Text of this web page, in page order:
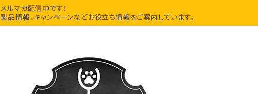
メルマガ配信中です！
製品情報、キャンペーンなどお役立ち情報をご案内しています。